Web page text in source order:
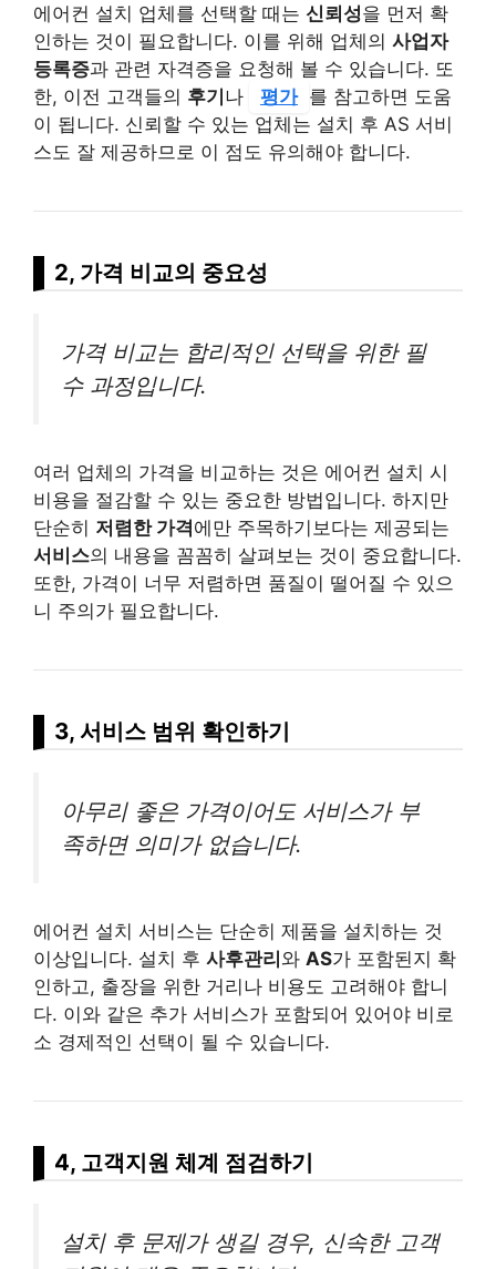
에어컨 설치 업체를 선택할 때는 신뢰성을 먼저 확
인하는 것이 필요합니다. 이를 위해 업체의 사업자
등록증과 관련 자격증을 요청해 볼 수 있습니다. 또
한, 이전 고객들의 후기 나 평가 를 참고하면 도움
이 됩니다. 신뢰할 수 있는 업체는 설치 후 AS 서비
스도 잘 제공하므로 이 점도 유의해야 합니다.
2, 가격 비교의 중요성
가격 비교는 합리적인 선택을 위한 필
수 과정입니다.
여러 업체의 가격을 비교하는 것은 에어컨 설치 시
비용을 절감할 수 있는 중요한 방법입니다. 하지만
단순히 저렴한 가격에만 주목하기보다는 제공되는
서비스의 내용을 꼼꼼히 살펴보는 것이 중요합니다.
또한, 가격이 너무 저렴하면 품질이 떨어질 수 있으
니 주의가 필요합니다.
3, 서비스 범위 확인하기
아무리 좋은 가격이어도 서비스가 부
족하면 의미가 없습니다.
에어컨 설치 서비스는 단순히 제품을 설치하는 것
이상입니다. 설치 후 사후관리와 AS가 포함된지 확
인하고, 출장을 위한 거리나 비용도 고려해야 합니
다. 이와 같은 추가 서비스가 포함되어 있어야 비로
소 경제적인 선택이 될 수 있습니다.
4, 고객지원 체계 점검하기
설치 후 문제가 생길 경우, 신속한 고객